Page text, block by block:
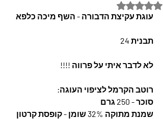
דירוג של NaN מתוך 5 כוכבים
עוגת עקיצת הדבורה - השף מיכה כלפא
תבנית 24
לא לדבר איתי על פרווה !!!!
רוטב הקרמל לציפוי העוגה:
סוכר - 250 גרם
שמנת מתוקה 32% שומן - קופסת קרטון